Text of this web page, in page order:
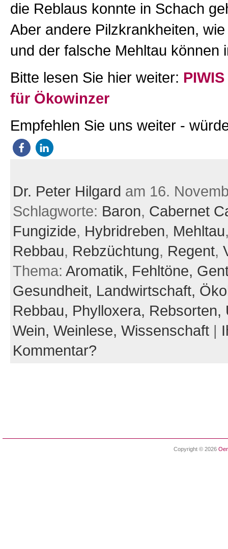
die Reblaus konnte in Schach
Aber andere Pilzkrankheiten,
und der falsche Mehltau können
Bitte lesen Sie hier weiter:
für Ökowinzer
Empfehlen Sie uns weiter -
Dr. Peter Hilgard am 16.
Schlagworte: Baron, Cabernet
Fungizide, Hybridreben, Mehltau
Rebbau, Rebzüchtung, Regent,
Thema: Aromatik, Fehltöne,
Gesundheit, Landwirtschaft,
Rebbau, Phylloxera, Rebsorten,
Wein, Weinlese, Wissenschaft|
Kommentar?
Copyright © 2026